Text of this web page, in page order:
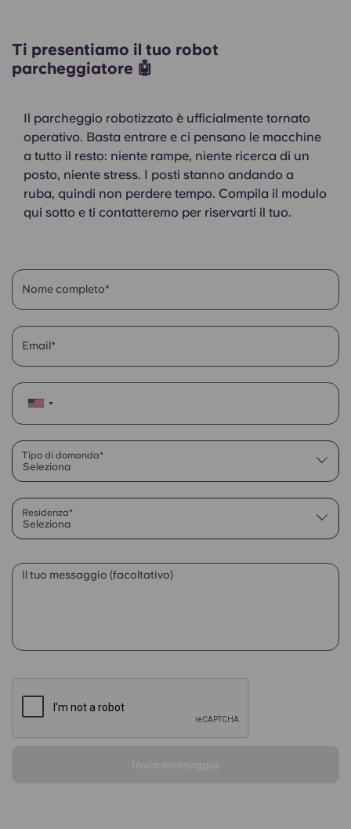
Ti presentiamo il tuo robot
parcheggiatore 🤖
Il parcheggio robotizzato è ufficialmente tornato
operativo. Basta entrare e ci pensano le macchine
a tutto il resto: niente rampe, niente ricerca di un
posto, niente stress. I posti stanno andando a
ruba, quindi non perdere tempo. Compila il modulo
qui sotto e ti contatteremo per riservarti il tuo.
Nome completo
Email
Seleziona
Tipo di domanda*
Seleziona
Residenza*
Il tuo messaggio (facoltativo)